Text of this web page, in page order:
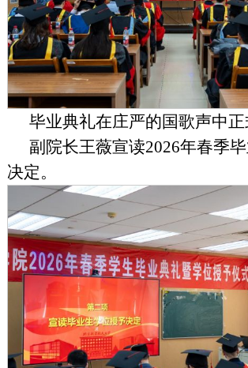
毕业典礼在庄严的国歌声中正
副院长王薇宣读2026年春季
决定。